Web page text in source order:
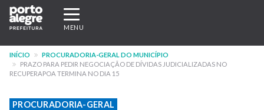
Pular
para
conteúdo
principal
Expandir/recolher
navegação
MENU
INÍCIO
PROCURADORIA-GERAL DO MUNICÍPIO
PRAZO PARA PEDIR NEGOCIAÇÃO DE DÍVIDAS JUDICIALIZADAS NO
RECUPERAPOA TERMINA NO DIA 15
PROCURADORIA-GERAL